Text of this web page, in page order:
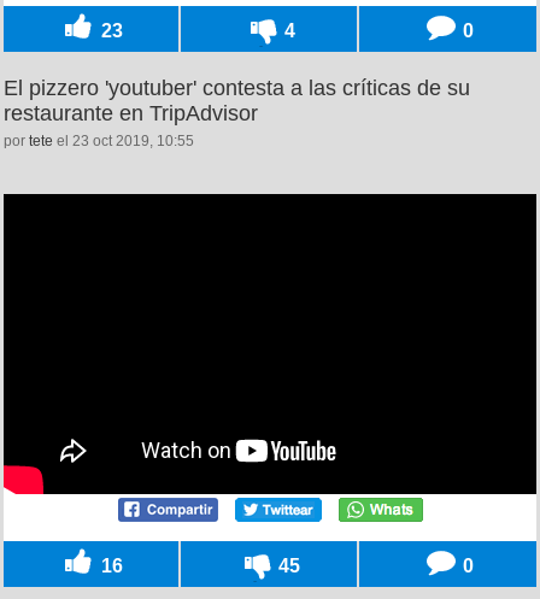
23 4 0
El pizzero 'youtuber' contesta a las críticas de su
restaurante en TripAdvisor
por tete el 23 oct 2019, 10:55
16 45 0